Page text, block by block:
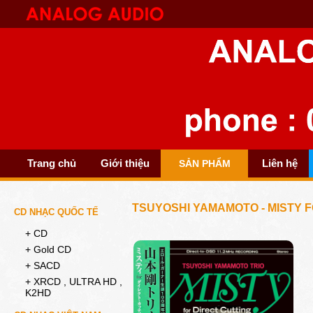
Trang chủ Giới thiệu SẢN PHẨM Liên hệ
CD NHẠC QUỐC TẾ
+ CD
+ Gold CD
+ SACD
+ XRCD , ULTRA HD ,
K2HD
TSUYOSHI YAMAMOTO - MISTY